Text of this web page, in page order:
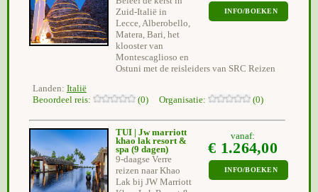
INFO/BOEKEN
Zuid-Italië in
Lecce, Alberobello,
Matera, Bari, het
klooster van
Montescaglioso en
Ostuni met de reisleiders van SRC Reizen
Landen: Italië
Beoordeel reis:
(0) Organisatie: (0)
vanaf:
€ 1.264,00
INFO/BOEKEN
TUI | Jw marriott
khao lak resort &
spa (9 dagen)
9-daagse Verre
reizen naar Khao
Lak bij JW Marriott